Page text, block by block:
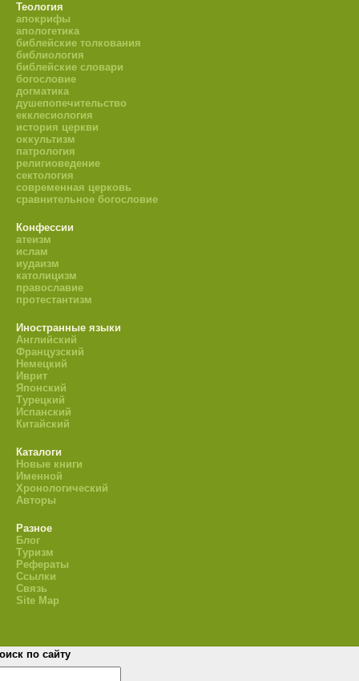
Теология
апокрифы
апологетика
библейские толкования
библиология
библейские словари
богословие
догматика
душепопечительство
екклесиология
история церкви
оккультизм
патрология
религиоведение
сектология
современная церковь
сравнительное богословие
Конфессии
атеизм
ислам
иудаизм
католицизм
православие
протестантизм
Иностранные языки
Английский
Французский
Немецкий
Иврит
Японский
Турецкий
Испанский
Китайский
Каталоги
Новые книги
Именной
Хронологический
Авторы
Разное
Блог
Туризм
Рефераты
Ссылки
Связь
Site Map
по сайту